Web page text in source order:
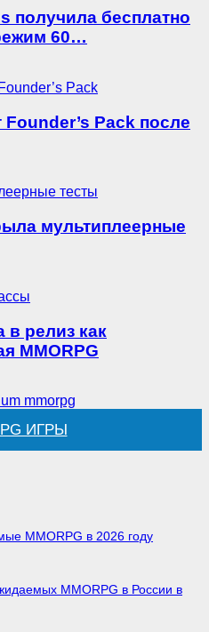
получила бесплатно
60…
Pack после
мультиплеерные
релиз как
MMORPG
ИГРЫ
MMORPG в 2026 году
MMORPG в России в